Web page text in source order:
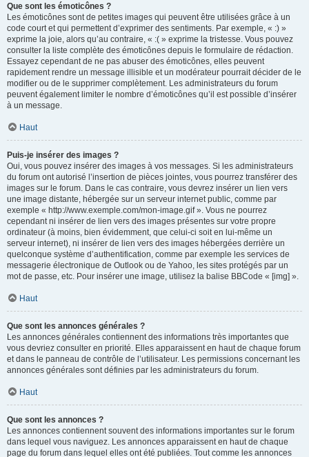
Que sont les émoticônes ?
Les émoticônes sont de petites images qui peuvent être utilisées grâce à un
code court et qui permettent d’exprimer des sentiments. Par exemple, « :) »
exprime la joie, alors qu’au contraire, « :( » exprime la tristesse. Vous pouvez
consulter la liste complète des émoticônes depuis le formulaire de rédaction.
Essayez cependant de ne pas abuser des émoticônes, elles peuvent
rapidement rendre un message illisible et un modérateur pourrait décider de le
modifier ou de le supprimer complètement. Les administrateurs du forum
peuvent également limiter le nombre d’émoticônes qu’il est possible d’insérer
à un message.
Haut
Puis-je insérer des images ?
Oui, vous pouvez insérer des images à vos messages. Si les administrateurs
du forum ont autorisé l’insertion de pièces jointes, vous pourrez transférer des
images sur le forum. Dans le cas contraire, vous devrez insérer un lien vers
une image distante, hébergée sur un serveur internet public, comme par
exemple « http://www.exemple.com/mon-image.gif ». Vous ne pourrez
cependant ni insérer de lien vers des images présentes sur votre propre
ordinateur (à moins, bien évidemment, que celui-ci soit en lui-même un
serveur internet), ni insérer de lien vers des images hébergées derrière un
quelconque système d’authentification, comme par exemple les services de
messagerie électronique de Outlook ou de Yahoo, les sites protégés par un
mot de passe, etc. Pour insérer une image, utilisez la balise BBCode « [img] ».
Haut
Que sont les annonces générales ?
Les annonces générales contiennent des informations très importantes que
vous devriez consulter en priorité. Elles apparaissent en haut de chaque forum
et dans le panneau de contrôle de l’utilisateur. Les permissions concernant les
annonces générales sont définies par les administrateurs du forum.
Haut
Que sont les annonces ?
Les annonces contiennent souvent des informations importantes sur le forum
dans lequel vous naviguez. Les annonces apparaissent en haut de chaque
page du forum dans lequel elles ont été publiées. Tout comme les annonces